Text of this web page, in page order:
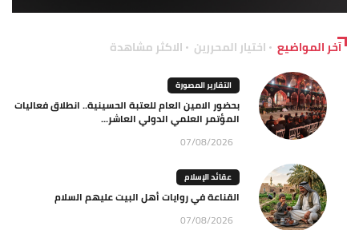
آخر المواضيع اختيار المحررين الاكثر مشاهدة
التقارير المصورة
بحضور الامين العام للعتبة الحسينية.. انطلاق فعاليات
المؤتمر العلمي الدولي العاشر...
07/08/2026
عقائد الإسلام
القناعة في روايات أهل البيت عليهم السلام
07/08/2026